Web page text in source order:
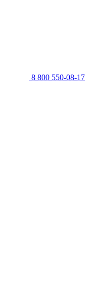
8 800 550-08-17